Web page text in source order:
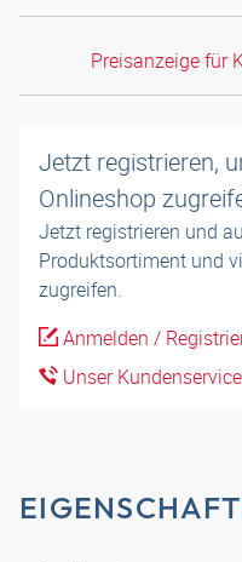
Preisanzeige für
Jetzt registrieren,
Onlineshop
Jetzt registrieren und
Produktsortiment und
zugreifen.
Anmelden /
Unser